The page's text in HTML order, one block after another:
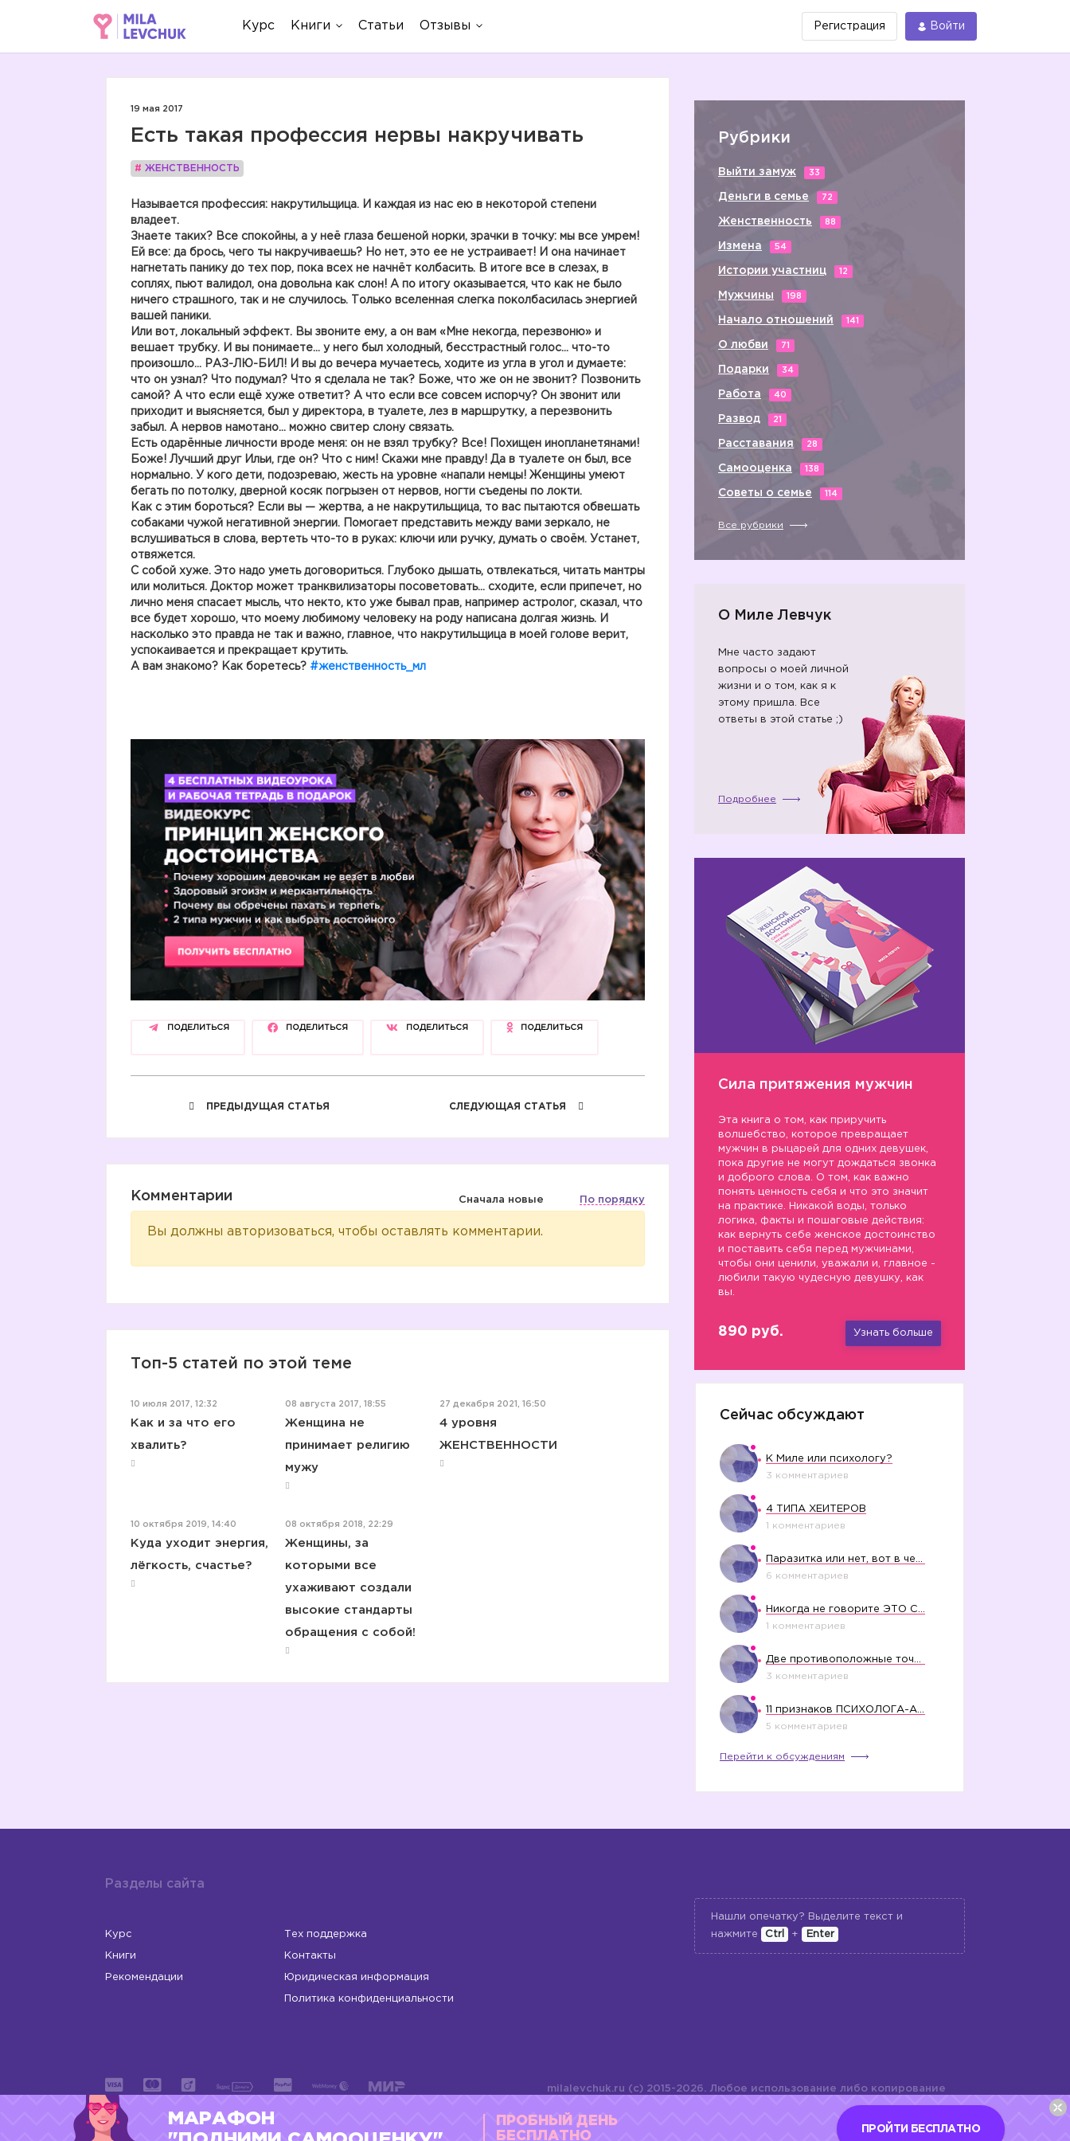
Курс Книги Статьи Отзывы Регистрация Войти
19 мая 2017
Есть такая профессия нервы накручивать
# ЖЕНСТВЕННОСТЬ
Называется профессия: накрутильщица. И каждая из нас ею в некоторой степени
владеет.
Знаете таких? Все спокойны, а у неё глаза бешеной норки, зрачки в точку: мы все умрем!
Ей все: да брось, чего ты накручиваешь? Но нет, это ее не устраивает! И она начинает
нагнетать панику до тех пор, пока всех не начнёт колбасить. В итоге все в слезах, в
соплях, пьют валидол, она довольна как слон! А по итогу оказывается, что как не было
ничего страшного, так и не случилось. Только вселенная слегка поколбасилась энергией
вашей паники.
Или вот, локальный эффект. Вы звоните ему, а он вам «Мне некогда, перезвоню» и
вешает трубку. И вы понимаете… у него был холодный, бесстрастный голос… что-то
произошло… РАЗ-ЛЮ-БИЛ! И вы до вечера мучаетесь, ходите из угла в угол и думаете:
что он узнал? Что подумал? Что я сделала не так? Боже, что же он не звонит? Позвонить
самой? А что если ещё хуже ответит? А что если все совсем испорчу? Он звонит или
приходит и выясняется, был у директора, в туалете, лез в маршрутку, а перезвонить
забыл. А нервов намотано… можно свитер слону связать.
Есть одарённые личности вроде меня: он не взял трубку? Все! Похищен инопланетянами!
Боже! Лучший друг Ильи, где он? Что с ним! Скажи мне правду! Да в туалете он был, все
нормально. У кого дети, подозреваю, жесть на уровне «напали немцы! Женщины умеют
бегать по потолку, дверной косяк погрызен от нервов, ногти съедены по локти.
Как с этим бороться? Если вы — жертва, а не накрутильщица, то вас пытаются обвешать
собаками чужой негативной энергии. Помогает представить между вами зеркало, не
вслушиваться в слова, вертеть что-то в руках: ключи или ручку, думать о своём. Устанет,
отвяжется.
С собой хуже. Это надо уметь договориться. Глубоко дышать, отвлекаться, читать мантры
или молиться. Доктор может транквилизаторы посоветовать… сходите, если припечет, но
лично меня спасает мысль, что некто, кто уже бывал прав, например астролог, сказал, что
все будет хорошо, что моему любимому человеку на роду написана долгая жизнь. И
насколько это правда не так и важно, главное, что накрутильщица в моей голове верит,
успокаивается и прекращает крутить.
А вам знакомо? Как боретесь? #женственность_мл
ПОДЕЛИТЬСЯ ПОДЕЛИТЬСЯ ПОДЕЛИТЬСЯ ПОДЕЛИТЬСЯ
ПРЕДЫДУЩАЯ СТАТЬЯ СЛЕДУЮЩАЯ СТАТЬЯ
Комментарии Сначала новые По порядку
Вы должны авторизоваться, чтобы оставлять комментарии.
Топ-5 статей по этой теме
10 июля 2017, 12:32
Как и за что его
хвалить?
08 августа 2017, 18:55
Женщина не
принимает религию
мужу
27 декабря 2021, 16:50
4 уровня
ЖЕНСТВЕННОСТИ
10 октября 2019, 14:40
Куда уходит энергия,
лёгкость, счастье?
08 октября 2018, 22:29
Женщины, за
которыми все
ухаживают создали
высокие стандарты
обращения с собой!
Рубрики
Выйти замуж 33
Деньги в семье 72
Женственность 88
Измена 54
Истории участниц 12
Мужчины 198
Начало отношений 141
О любви 71
Подарки 34
Работа 40
Развод 21
Расставания 28
Самооценка 138
Советы о семье 114
Все рубрики
О Миле Левчук
Мне часто задают
вопросы о моей личной
жизни и о том, как я к
этому пришла. Все
ответы в этой статье ;)
Подробнее
Сила притяжения мужчин
Эта книга о том, как приручить
волшебство, которое превращает
мужчин в рыцарей для одних девушек,
пока другие не могут дождаться звонка
и доброго слова. О том, как важно
понять ценность себя и что это значит
на практике. Никакой воды, только
логика, факты и пошаговые действия:
как вернуть себе женское достоинство
и поставить себя перед мужчинами,
чтобы они ценили, уважали и, главное -
любили такую чудесную девушку, как
вы.
890 руб. Узнать больше
Сейчас обсуждают
К Миле или психологу?
3 комментариев
4 ТИПА ХЕЙТЕРОВ
1 комментариев
6 комментариев
1 комментариев
3 комментариев
5 комментариев
Перейти к обсуждениям
Разделы сайта
Курс
Книги
Рекомендации
Тех поддержка
Контакты
Юридическая информация
Политика конфиденциальности
Нашли опечатку? Выделите текст и
нажмите
Ctrl + Enter
ИП Левчук Людмила Николаевна
milalevchuk.ru (c) 2015-2026. Любое использование либо копирование
материалов или подборки материалов сайта, элементов дизайна и
оформления допускается лишь с разрешения правообладателя и
МАРАФОН
ПРОБНЫЙ ДЕНЬ
БЕСПЛАТНО
ПРОЙТИ БЕСПЛАТНО